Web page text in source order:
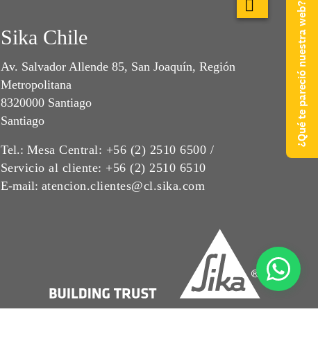
Sika Chile
Av. Salvador Allende 85, San Joaquín, Región
Metropolitana
8320000 Santiago
Santiago
Tel.: Mesa Central: +56 (2) 2510 6500 /
Servicio al cliente: +56 (2) 2510 6510
E-mail: atencion.clientes@cl.sika.com
¿Qué te pareció nuestra web?